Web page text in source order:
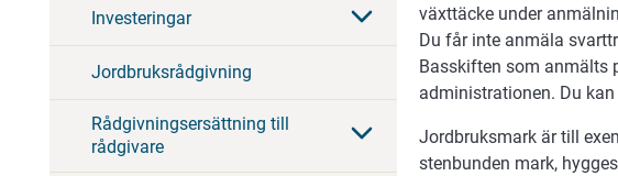
Investeringar
Jordbruksrådgivning
Rådgivningsersättning till
rådgivare
växttäcke under
Du får inte anmäla
Basskiften som anmälts
administrationen. Du
Jordbruksmark är till
stenbunden mark,